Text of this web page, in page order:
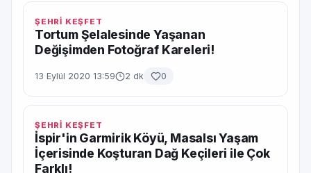
ŞEHRİ KEŞFET
Tortum Şelalesinde Yaşanan
Değişimden Fotoğraf Kareleri!
13 Eylül 2020 13:59 2 dk 0
ŞEHRİ KEŞFET
İspir'in Garmirik Köyü, Masalsı Yaşam
İçerisinde Koşturan Dağ Keçileri ile Çok
Farklı!